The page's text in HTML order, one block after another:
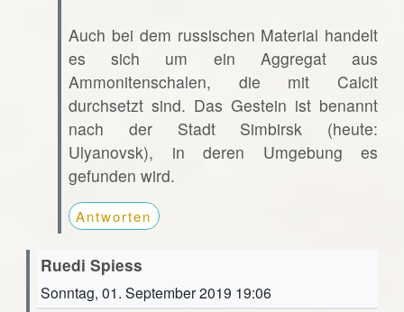
Auch bei dem russischen Material handelt
es sich um ein Aggregat aus
Ammonitenschalen, die mit Calcit
durchsetzt sind. Das Gestein ist benannt
nach der Stadt Simbirsk (heute:
Ulyanovsk), in deren Umgebung es
gefunden wird.
Antworten
Ruedi Spiess
Sonntag, 01. September 2019 19:06